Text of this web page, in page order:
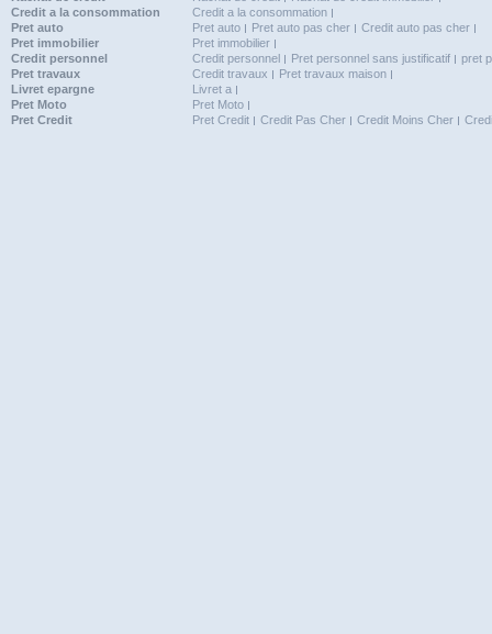
Credit a la consommation
Credit a la consommation
Pret auto
Pret auto Pret auto pas cher
Credit auto pas cher
Pret immobilier
Pret immobilier
Credit personnel
Credit personnel Pret personnel sans justificatif
pret
Pret travaux
Credit travaux
Pret travaux maison
Livret epargne
Livret a
Pret Moto
Pret Moto
Pret Credit
Pret Credit Credit Pas Cher Credit Moins Cher